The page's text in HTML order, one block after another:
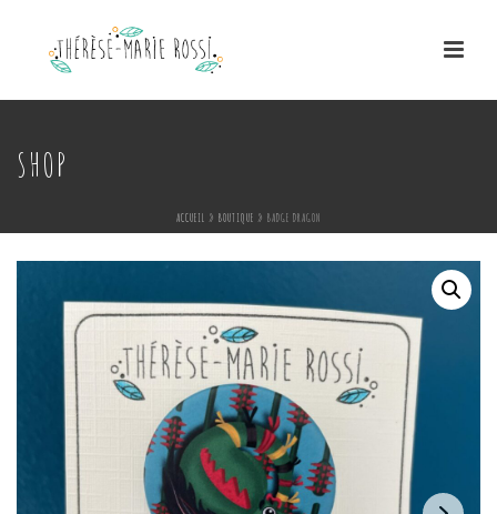
SHOP
ACCUEIL » BOUTIQUE » BADGE DRAGON